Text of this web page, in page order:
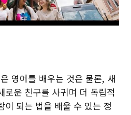
영어를 배우는 것은 물론, 새
로운 친구를 사귀며 더 독립적
이 되는 법을 배울 수 있는 정